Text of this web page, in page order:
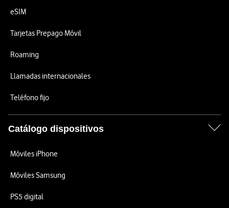
eSIM
Tarjetas Prepago Móvil
Roaming
Llamadas internacionales
Teléfono fijo
Catálogo dispositivos
Móviles iPhone
Móviles Samsung
PS5 digital